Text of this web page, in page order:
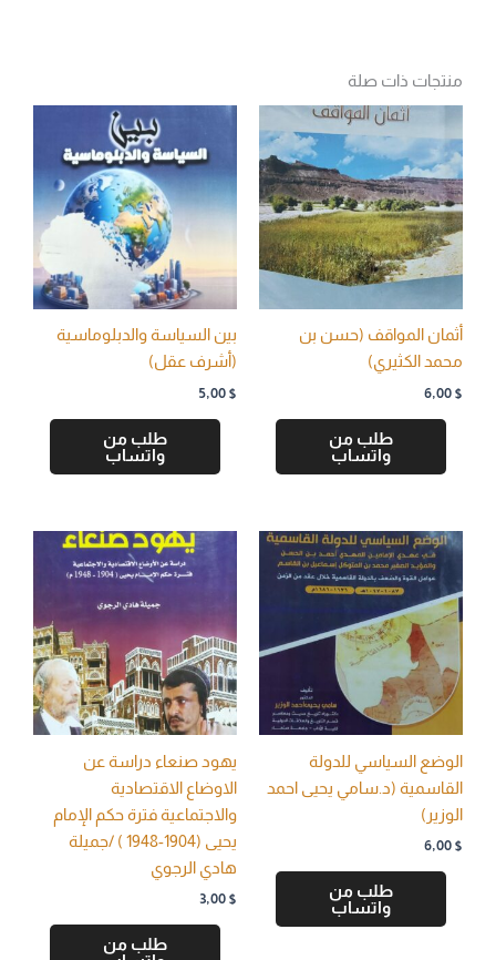
منتجات ذات صلة
أثمان المواقف (حسن بن
محمد الكثيري)
6,00 $
طلب من
واتساب
بين السياسة والدبلوماسية
(أشرف عقل)
5,00 $
طلب من
واتساب
الوضع السياسي للدولة
القاسمية (د.سامي يحيى احمد
الوزير)
6,00 $
طلب من
واتساب
يهود صنعاء دراسة عن
الاوضاع الاقتصادية
والاجتماعية فترة حكم الإمام
يحيى (1904-1948 ) /جميلة
هادي الرجوي
3,00 $
طلب من